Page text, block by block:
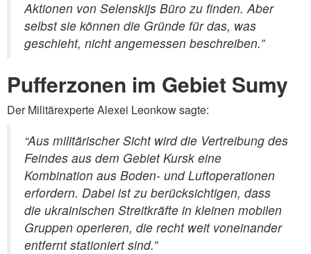
Aktionen von Selenskijs Büro zu finden. Aber
selbst sie können die Gründe für das, was
geschieht, nicht angemessen beschreiben.”
Pufferzonen im Gebiet Sumy
Der Militärexperte Alexei Leonkow sagte:
“Aus militärischer Sicht wird die Vertreibung des
Feindes aus dem Gebiet Kursk eine
Kombination aus Boden- und Luftoperationen
erfordern. Dabei ist zu berücksichtigen, dass
die ukrainischen Streitkräfte in kleinen mobilen
Gruppen operieren, die recht weit voneinander
entfernt stationiert sind.”